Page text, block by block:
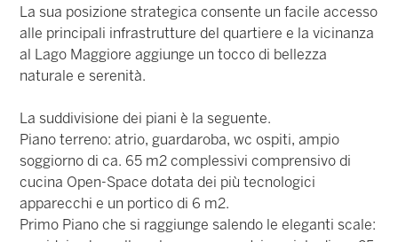
La sua posizione strategica consente un facile accesso
alle principali infrastrutture del quartiere e la vicinanza
al Lago Maggiore aggiunge un tocco di bellezza
naturale e serenità.
La suddivisione dei piani è la seguente.
Piano terreno: atrio, guardaroba, wc ospiti, ampio
soggiorno di ca. 65 m2 complessivi comprensivo di
cucina Open-Space dotata dei più tecnologici
apparecchi e un portico di 6 m2.
Primo Piano che si raggiunge salendo le eleganti scale: